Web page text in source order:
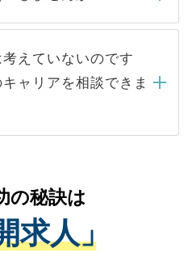
ため 人気のある医療機
と、応募が殺到する場
る条件に合った人材の
依頼するケースが増え
ありません。内定先へ
リアパートナーが行い
ることはありませんの
。当サイトからの登録
録者様の個人情報は、
ップおよび転職活動の
たします。お預かりし
データはご本人の許可
扱いについての厳密な
事業者のみに付与され
ークを取得済みです。
えていないのです
ャリアを相談できま
医療機関の状況や紹介
、適切なアドバイスを
。すぐにご転職をされ
なサポートが可能です
の秘訣は
求人」